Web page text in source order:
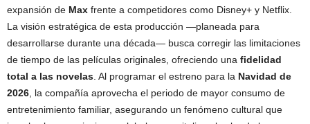
expansión de Max frente a competidores como Disney+ y Netflix.
La visión estratégica de esta producción —planeada para
desarrollarse durante una década— busca corregir las limitaciones
de tiempo de las películas originales, ofreciendo una fidelidad
total a las novelas. Al programar el estreno para la Navidad de
2026, la compañía aprovecha el periodo de mayor consumo de
entretenimiento familiar, asegurando un fenómeno cultural que